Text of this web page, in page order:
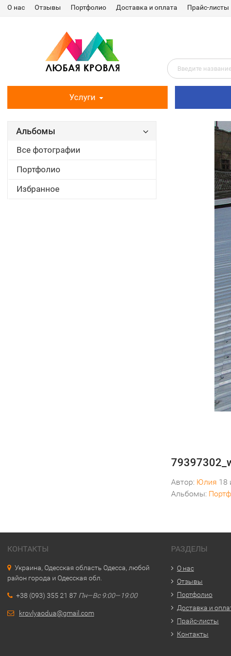
О нас Отзывы Портфолио Доставка и оплата Прайс-листы
Услуги
Альбомы
Все фотографии
Портфолио
Избранное
Автор: Юлия 18
Альбомы:
КОНТАКТЫ
Украина, Одесская область Одесса, любой
район города и Одесская обл.
+38 (093) 355 21 87 Пн—Вс 9:00—19:00
krovlyaodua@gmail.com
РАЗДЕЛЫ
О нас
Отзывы
Портфолио
Доставка и
Прайс-листы
Контакты